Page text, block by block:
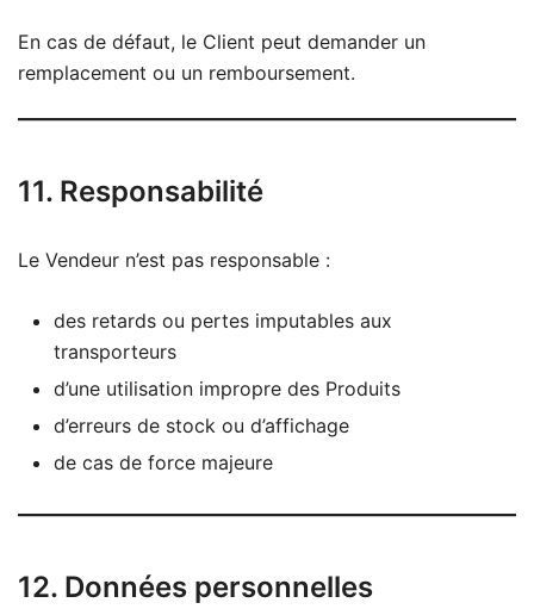
En cas de défaut, le Client peut demander un
remplacement ou un remboursement.
11. Responsabilité
Le Vendeur n’est pas responsable :
des retards ou pertes imputables aux
transporteurs
d’une utilisation impropre des Produits
d’erreurs de stock ou d’affichage
de cas de force majeure
12. Données personnelles